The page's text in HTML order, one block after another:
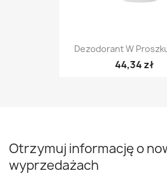
Dezodorant W
44,34 zł
Otrzymuj informację o
wyprzedażach